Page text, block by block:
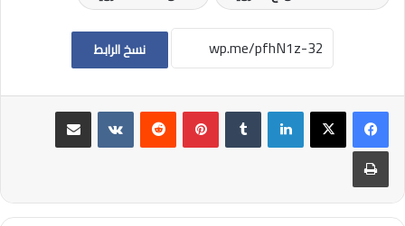
نسخ الرابط
لينكدإن بينتيريست
مشاركة عبر البريد
طباعة